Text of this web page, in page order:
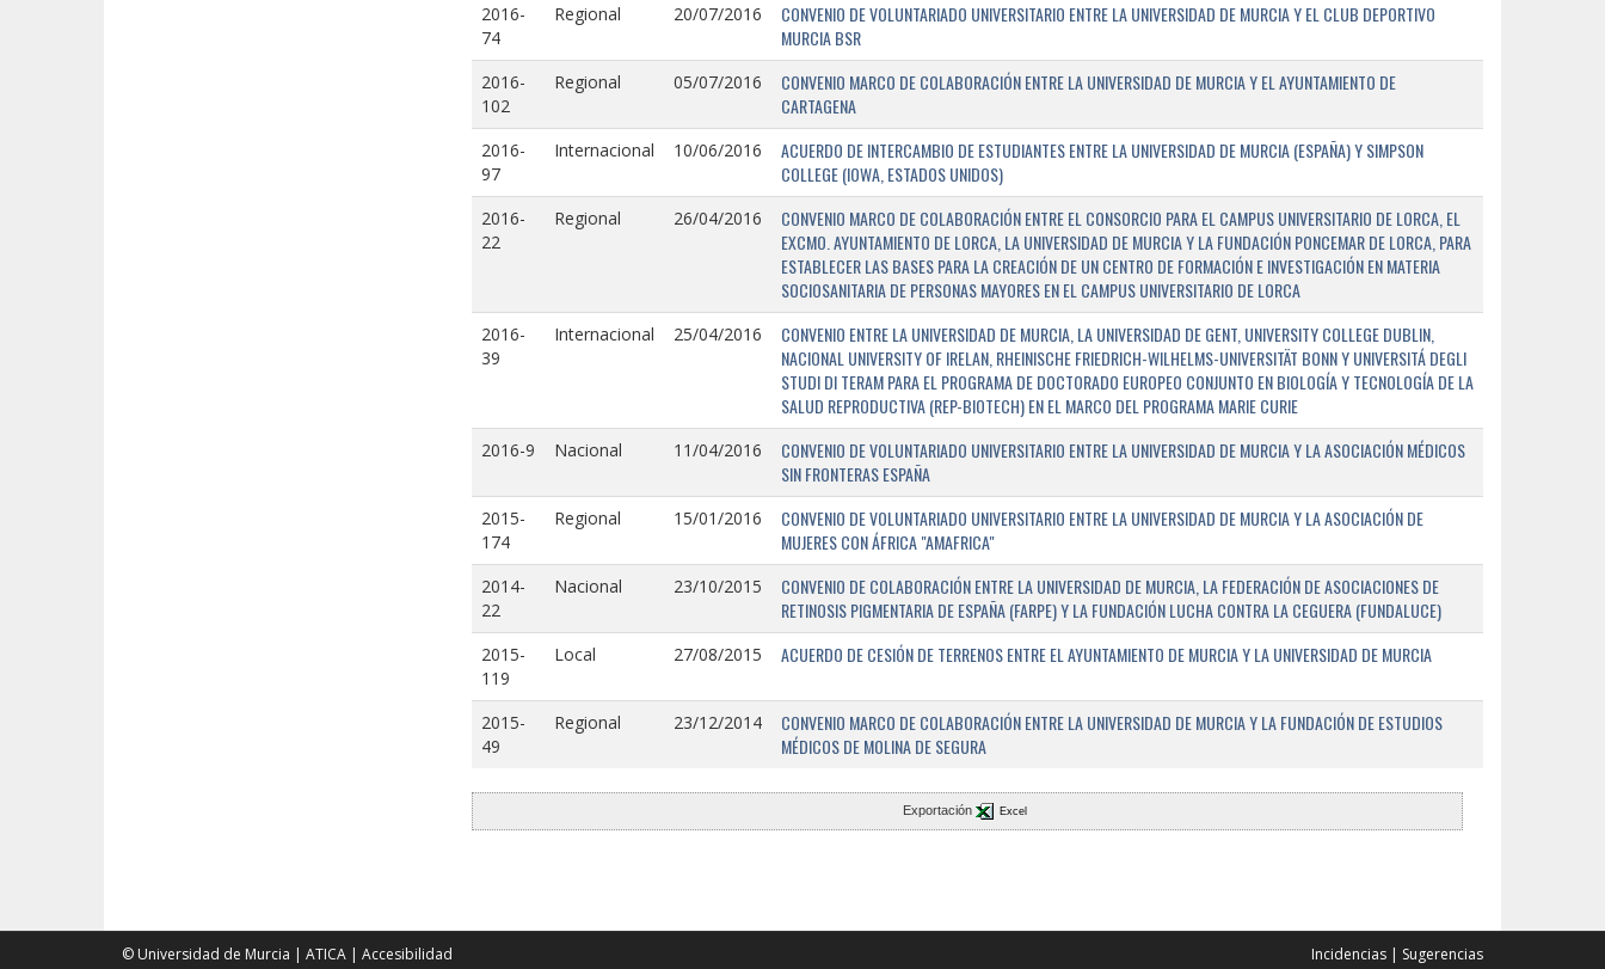
2016-
74
Regional 20/07/2016
CONVENIO DE VOLUNTARIADO UNIVERSITARIO ENTRE LA UNIVERSIDAD DE MURCIA Y EL CLUB DEPORTIVO
MURCIA BSR
2016-
102
Regional 05/07/2016
CONVENIO MARCO DE COLABORACIÓN ENTRE LA UNIVERSIDAD DE MURCIA Y EL AYUNTAMIENTO DE
CARTAGENA
2016-
97
Internacional 10/06/2016
ACUERDO DE INTERCAMBIO DE ESTUDIANTES ENTRE LA UNIVERSIDAD DE MURCIA (ESPAÑA) Y SIMPSON
COLLEGE (IOWA, ESTADOS UNIDOS)
2016-
22
Regional 26/04/2016
CONVENIO MARCO DE COLABORACIÓN ENTRE EL CONSORCIO PARA EL CAMPUS UNIVERSITARIO DE LORCA, EL
EXCMO. AYUNTAMIENTO DE LORCA, LA UNIVERSIDAD DE MURCIA Y LA FUNDACIÓN PONCEMAR DE LORCA, PARA
ESTABLECER LAS BASES PARA LA CREACIÓN DE UN CENTRO DE FORMACIÓN E INVESTIGACIÓN EN MATERIA
SOCIOSANITARIA DE PERSONAS MAYORES EN EL CAMPUS UNIVERSITARIO DE LORCA
2016-
39
Internacional 25/04/2016
CONVENIO ENTRE LA UNIVERSIDAD DE MURCIA, LA UNIVERSIDAD DE GENT, UNIVERSITY COLLEGE DUBLIN,
NACIONAL UNIVERSITY OF IRELAN, RHEINISCHE FRIEDRICH-WILHELMS-UNIVERSITÄT BONN Y UNIVERSITÁ DEGLI
STUDI DI TERAM PARA EL PROGRAMA DE DOCTORADO EUROPEO CONJUNTO EN BIOLOGÍA Y TECNOLOGÍA DE LA
SALUD REPRODUCTIVA (REP-BIOTECH) EN EL MARCO DEL PROGRAMA MARIE CURIE
2016-9 Nacional 11/04/2016
CONVENIO DE VOLUNTARIADO UNIVERSITARIO ENTRE LA UNIVERSIDAD DE MURCIA Y LA ASOCIACIÓN MÉDICOS
SIN FRONTERAS ESPAÑA
2015-
174
Regional 15/01/2016
CONVENIO DE VOLUNTARIADO UNIVERSITARIO ENTRE LA UNIVERSIDAD DE MURCIA Y LA ASOCIACIÓN DE
MUJERES CON ÁFRICA "AMAFRICA"
2014-
22
Nacional 23/10/2015
CONVENIO DE COLABORACIÓN ENTRE LA UNIVERSIDAD DE MURCIA, LA FEDERACIÓN DE ASOCIACIONES DE
RETINOSIS PIGMENTARIA DE ESPAÑA (FARPE) Y LA FUNDACIÓN LUCHA CONTRA LA CEGUERA (FUNDALUCE)
2015-
119
Local 27/08/2015 ACUERDO DE CESIÓN DE TERRENOS ENTRE EL AYUNTAMIENTO DE MURCIA Y LA UNIVERSIDAD DE MURCIA
2015-
49
Regional 23/12/2014
CONVENIO MARCO DE COLABORACIÓN ENTRE LA UNIVERSIDAD DE MURCIA Y LA FUNDACIÓN DE ESTUDIOS
MÉDICOS DE MOLINA DE SEGURA
Exportación Excel
© Universidad de Murcia ATICA Accesibilidad Incidencias Sugerencias